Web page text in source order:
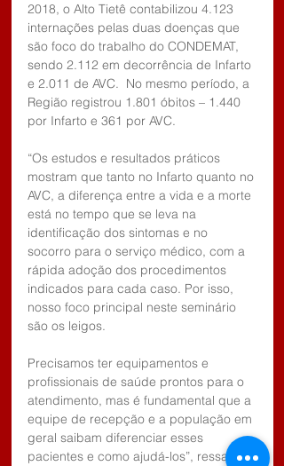
2018, o Alto Tietê contabilizou 4.123
internações pelas duas doenças que
são foco do trabalho do CONDEMAT,
sendo 2.112 em decorrência de Infarto
e 2.011 de AVC.  No mesmo período, a
Região registrou 1.801 óbitos – 1.440
por Infarto e 361 por AVC.
“Os estudos e resultados práticos
mostram que tanto no Infarto quanto no
AVC, a diferença entre a vida e a morte
está no tempo que se leva na
identificação dos sintomas e no
socorro para o serviço médico, com a
rápida adoção dos procedimentos
indicados para cada caso. Por isso,
nosso foco principal neste seminário
são os leigos.
Precisamos ter equipamentos e
profissionais de saúde prontos para o
atendimento, mas é fundamental que a
equipe de recepção e a população em
geral saibam diferenciar esses
pacientes e como ajudá-los”, ressalta a